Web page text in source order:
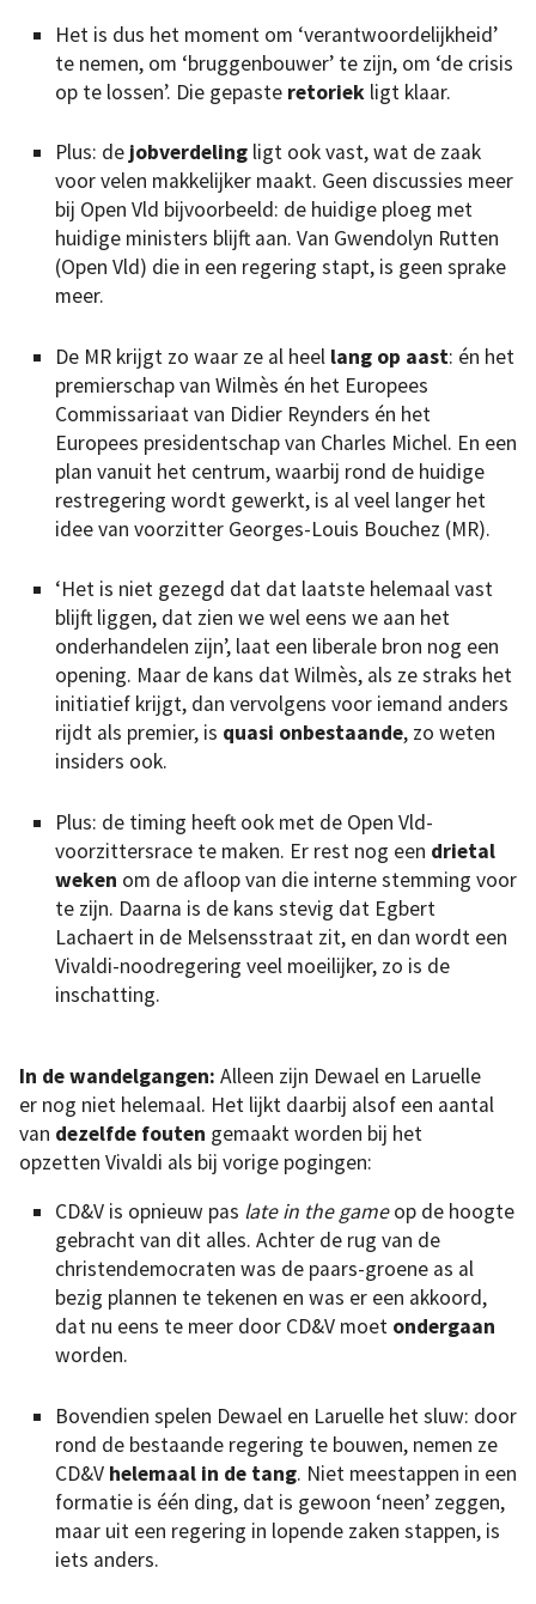
Het is dus het moment om ‘verantwoordelijkheid’
te nemen, om ‘bruggenbouwer’ te zijn, om ‘de crisis
op te lossen’. Die gepaste retoriek ligt klaar.
Plus: dejobverdeling ligt ook vast, wat de zaak
voor velen makkelijker maakt. Geen discussies meer
bij Open Vld bijvoorbeeld: de huidige ploeg met
huidige ministers blijft aan. Van Gwendolyn Rutten
(Open Vld) die in een regering stapt, is geen sprake
meer.
De MR krijgt zo waar ze al heel lang op aast: én het
premierschap van Wilmès én het Europees
Commissariaat van Didier Reynders én het
Europees presidentschap van Charles Michel. En een
plan vanuit het centrum, waarbij rond de huidige
restregering wordt gewerkt, is al veel langer het
idee van voorzitter Georges-Louis Bouchez (MR).
‘Het is niet gezegd dat dat laatste helemaal vast
blijft liggen, dat zien we wel eens we aan het
onderhandelen zijn’, laat een liberale bron nog een
opening. Maar de kans dat Wilmès, als ze straks het
initiatief krijgt, dan vervolgens voor iemand anders
rijdt als premier, is quasi onbestaande, zo weten
insiders ook.
Plus: de timing heeft ook met de Open Vld-
voorzittersrace te maken. Er rest nog een drietal
weken om de afloop van die interne stemming voor
te zijn. Daarna is de kans stevig dat Egbert
Lachaert in de Melsensstraat zit, en dan wordt een
Vivaldi-noodregering veel moeilijker, zo is de
inschatting.
In de wandelgangen: Alleen zijn Dewael en Laruelle
er nog niet helemaal. Het lijkt daarbij alsof een aantal
van dezelfde fouten gemaakt worden bij het
opzetten Vivaldi als bij vorige pogingen:
CD&V is opnieuw pas late in the gameop de hoogte
gebracht van dit alles. Achter de rug van de
christendemocraten was de paars-groene as al
bezig plannen te tekenen en was er een akkoord,
dat nu eens te meer door CD&V moet ondergaan
worden.
Bovendien spelen Dewael en Laruelle het sluw: door
rond de bestaande regering te bouwen, nemen ze
CD&V helemaal in de tang. Niet meestappen in een
formatie is één ding, dat is gewoon ‘neen’ zeggen,
maar uit een regering in lopende zaken stappen, is
iets anders.